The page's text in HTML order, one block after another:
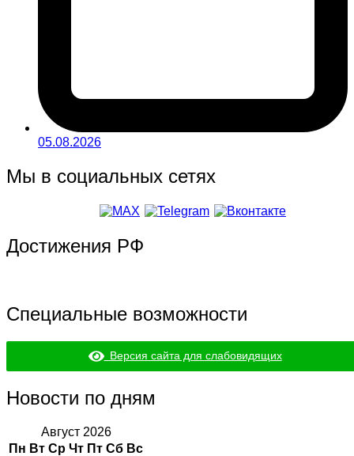
05.08.2026
Мы в социальных сетях
Достижения РФ
Специальные возможности
Версия сайта для слабовидящих
Новости по дням
Август 2026
Пн Вт Ср Чт Пт Сб Вс